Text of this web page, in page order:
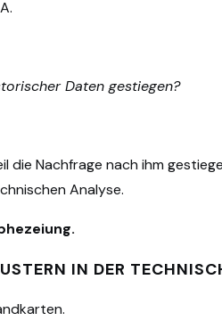
Daten gestiegen?
die Nachfrage nach ihm
Analyse.
IN DER